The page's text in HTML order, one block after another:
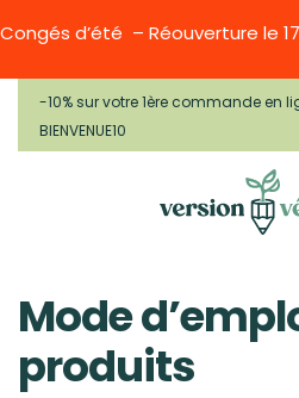
Congés d’été – Réouverture le
-10% sur votre 1ère commande en
BIENVENUE10
Mode
produits